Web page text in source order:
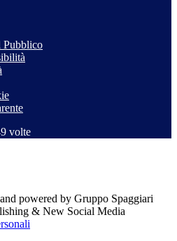
volte
powered by Gruppo Spaggiari
& New Social Media